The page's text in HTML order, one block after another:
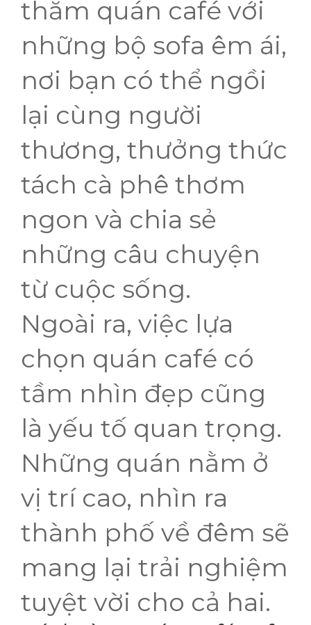
thăm quán café với
những bộ sofa êm ái,
nơi bạn có thể ngồi
lại cùng người
thương, thưởng thức
tách cà phê thơm
ngon và chia sẻ
những câu chuyện
từ cuộc sống.
Ngoài ra, việc lựa
chọn quán café có
tầm nhìn đẹp cũng
là yếu tố quan trọng.
Những quán nằm ở
vị trí cao, nhìn ra
thành phố về đêm sẽ
mang lại trải nghiệm
tuyệt vời cho cả hai.